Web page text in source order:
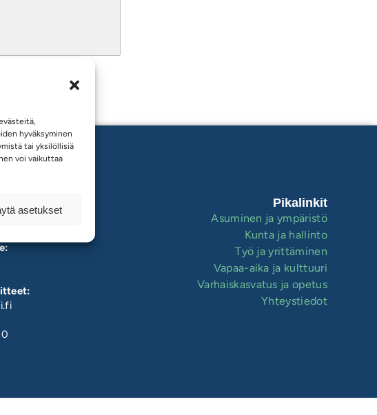
hyväksyminen
tai yksilöllisiä
voi vaikuttaa
asetukset
2
Pikalinkit
Asuminen ja ympäristö
Kunta ja hallinto
Työ ja yrittäminen
Vapaa-aika ja kulttuuri
Varhaiskasvatus ja opetus
Yhteystiedot